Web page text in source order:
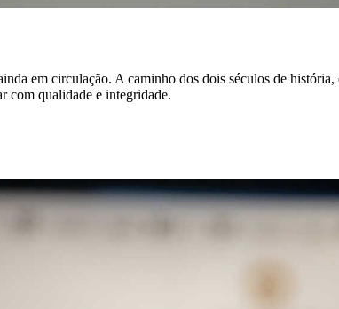
em circulação. A caminho dos dois séculos de
com qualidade e integridade.